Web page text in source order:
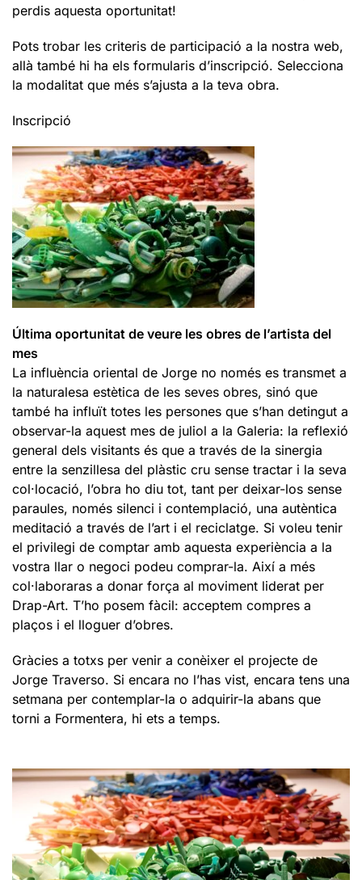
perdis aquesta oportunitat!
Pots trobar les criteris de participació a la nostra web,
allà també hi ha els formularis d’inscripció. Selecciona
la modalitat que més s’ajusta a la teva obra.
Inscripció
Última oportunitat de veure les obres de l’artista del
mes
La influència oriental de Jorge no només es transmet a
la naturalesa estètica de les seves obres, sinó que
també ha influït totes les persones que s’han detingut a
observar-la aquest mes de juliol a la Galeria: la reflexió
general dels visitants és que a través de la sinergia
entre la senzillesa del plàstic cru sense tractar i la seva
col·locació, l’obra ho diu tot, tant per deixar-los sense
paraules, només silenci i contemplació, una autèntica
meditació a través de l’art i el reciclatge. Si voleu tenir
el privilegi de comptar amb aquesta experiència a la
vostra llar o negoci podeu comprar-la. Així a més
col·laboraras a donar força al moviment liderat per
Drap-Art. T’ho posem fàcil: acceptem compres a
plaços i el lloguer d’obres.
Gràcies a totxs per venir a conèixer el projecte de
Jorge Traverso. Si encara no l’has vist, encara tens una
setmana per contemplar-la o adquirir-la abans que
torni a Formentera, hi ets a temps.